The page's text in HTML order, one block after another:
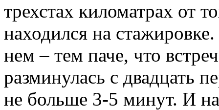
трехстах киломатрах от
находился на
нем – тем паче, что
разминулась с двадцать
не больше 3-5 минут. И